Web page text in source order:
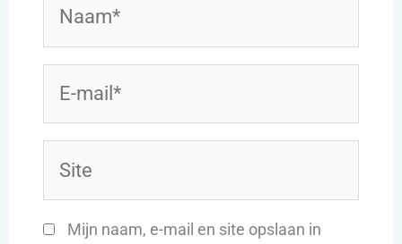
mail*
Mijn naam, e-mail en site opslaan in